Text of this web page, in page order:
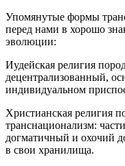
Упомянутые формы
перед нами в хорошо
эволюции:
Иудейская религия
децентрализованный,
индивидуальном
Христианская религия
транснационализм:
догматичный и охочий
в свои хранилища.